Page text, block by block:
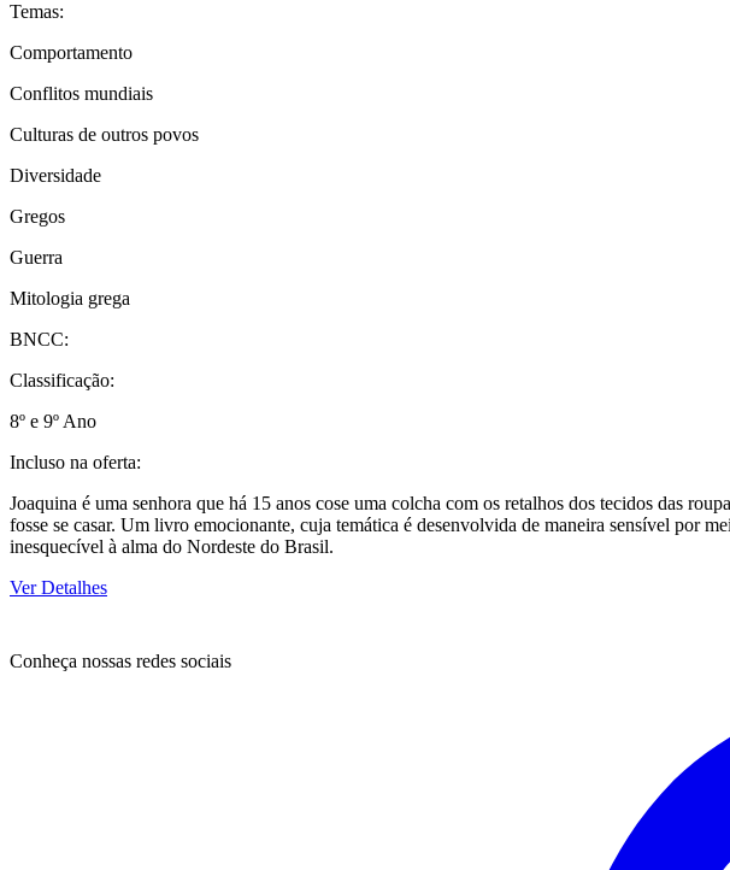
Temas:
Comportamento
Conflitos mundiais
Culturas de outros povos
Diversidade
Gregos
Guerra
Mitologia grega
BNCC:
Classificação:
8º e 9º Ano
Incluso na oferta:
Joaquina é uma senhora que há 15 anos cose uma colcha com os retalhos dos tecidos das
fosse se casar. Um livro emocionante, cuja temática é desenvolvida de maneira sensível por
inesquecível à alma do Nordeste do Brasil.
Ver Detalhes
Conheça nossas redes sociais